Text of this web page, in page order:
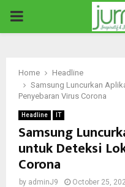
PRIMARY
Home
Headline
Samsung Luncurkan
Penyebaran Virus Corona
Headline IT
Samsung
untuk Deteksi
Corona
by adminJ9 October 25,